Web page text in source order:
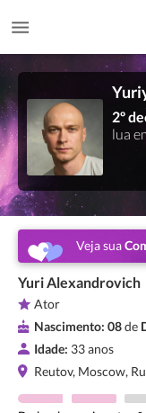
2º
lua
Veja sua
Yuri Alexandrovich
Ator
Nascimento: 08de
Idade: 33 anos
Reutov, Moscow,